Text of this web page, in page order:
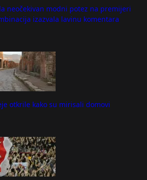
neočekivan modni potez na premijeri
izazvala lavinu komentara
otkrile kako su mirisali domovi